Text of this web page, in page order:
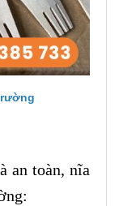
an toàn, nĩa